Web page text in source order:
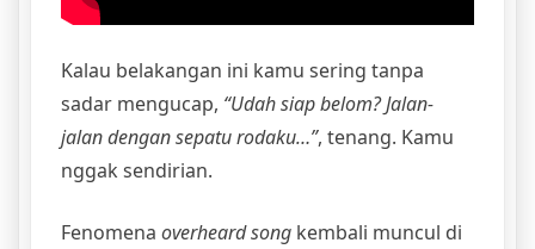
Kalau belakangan ini kamu sering tanpa
sadar mengucap, “Udah siap belom? Jalan-
jalan dengan sepatu rodaku…”, tenang. Kamu
nggak sendirian.
Fenomena overheard song kembali muncul di